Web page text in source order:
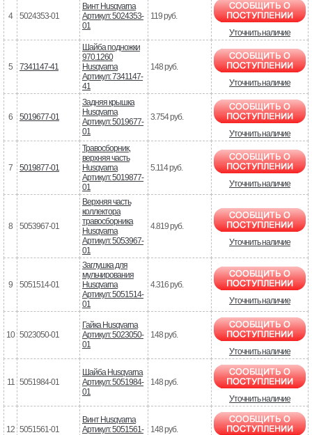
4 5024353-01
Винт Husqvarna
Артикул: 5024353-
01
119 руб.
Уточнить наличие
5 7341147-41
Шайба подножки
970.1260
Husqvarna
Артикул: 7341147-
41
148 руб.
Уточнить наличие
6 5019677-01
Задняя крышка
Husqvarna
Артикул: 5019677-
01
3.754 руб.
Уточнить наличие
7 5019877-01
Травосборник,
верхняя часть
Husqvarna
Артикул: 5019877-
01
5.114 руб.
Уточнить наличие
8 5053967-01
Верхняя часть
коллектора
травосборника
Husqvarna
Артикул: 5053967-
01
4.819 руб.
Уточнить наличие
9 5051514-01
Заглушка для
мульчирования
Husqvarna
Артикул: 5051514-
01
4.316 руб.
Уточнить наличие
10 5023050-01
Гайка Husqvarna
Артикул: 5023050-
01
148 руб.
Уточнить наличие
11 5051984-01
Шайба Husqvarna
Артикул: 5051984-
01
148 руб.
Уточнить наличие
12 5051561-01
Винт Husqvarna
Артикул: 5051561-
148 руб.